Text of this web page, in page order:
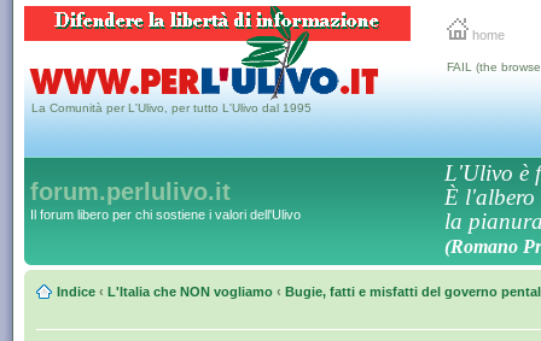
home
La Comunità per L'Ulivo, per tutto L'Ulivo dal 1995
FAIL (the
forum.perlulivo.it
Il forum libero per chi sostiene i valori dell'Ulivo
L'Ulivo è
È l'albero
la
(Romano
Indice ‹ L'Italia che NON vogliamo ‹ Bugie, fatti e misfatti del governo